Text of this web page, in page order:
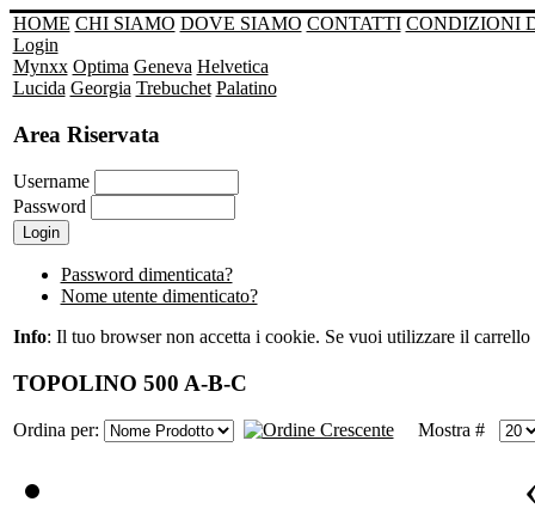
HOME CHI SIAMO DOVE SIAMO CONTATTI CONDIZIONI
Login
Mynxx Optima Geneva Helvetica
Lucida Georgia Trebuchet Palatino
Area Riservata
Username
Password
Password dimenticata?
Nome utente dimenticato?
Info: Il tuo browser non accetta i cookie. Se vuoi utilizzare il
TOPOLINO 500 A-B-C
Ordina per: Mostra #